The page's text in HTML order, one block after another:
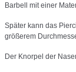
Barbell mit einer
Später kann das
größerem
Der Knorpel der